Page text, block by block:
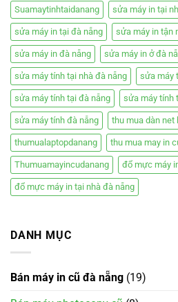
Suamaytinhtaidanang sửa máy in tại
sửa máy in tại đà nẵng sửa máy in tận
sửa máy in đà nẵng sửa máy in ở đà
sửa máy tính tại nhà đà nẵng sửa máy
sửa máy tính tại đà nẵng sửa máy tính
sửa máy tính đà nẵng thu mua dàn net
thumualaptopdanang thu mua may in
Thumuamayincudanang đổ mực máy
đổ mực máy in tại nhà đà nẵng
DANH MỤC
Bán máy in cũ đà nẵng (19)